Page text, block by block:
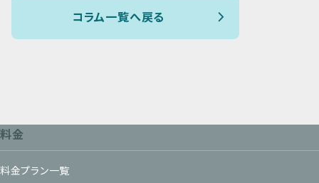
コラム一覧へ戻る
料金
料金プラン一覧